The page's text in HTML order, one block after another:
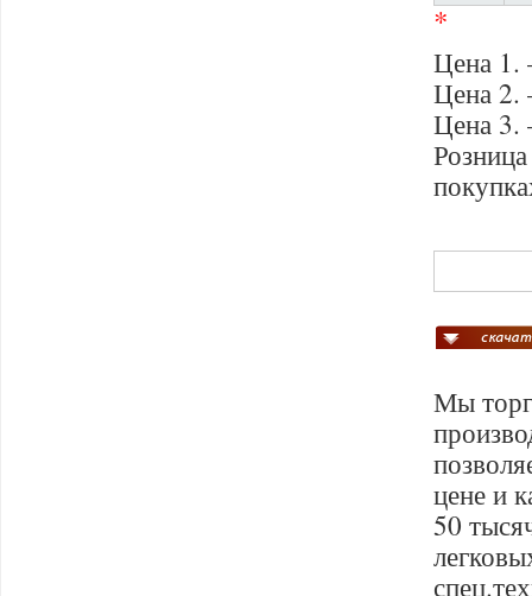
*
Цена 1.
Цена 2.
Цена 3.
Мы
цене и
50